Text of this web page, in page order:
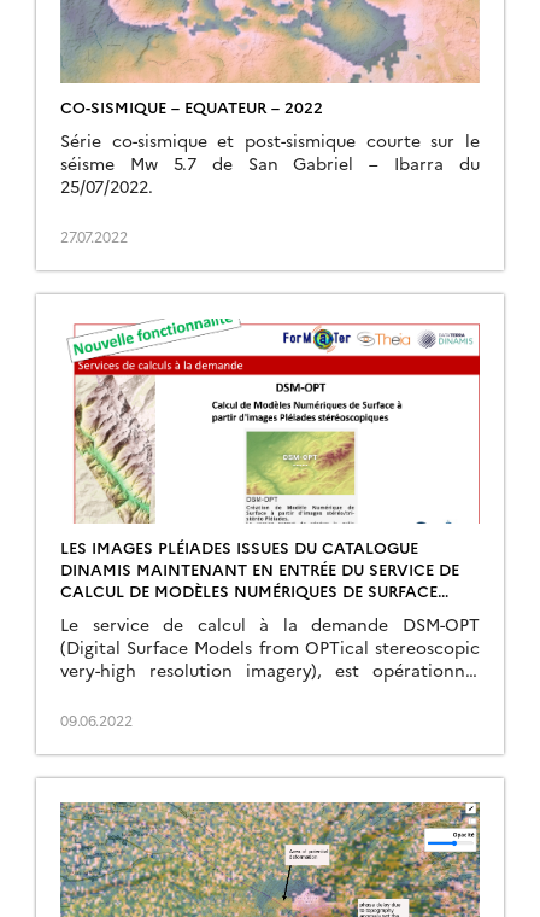
CO-SISMIQUE – EQUATEUR – 2022
Série co-sismique et post-sismique courte sur le
séisme Mw 5.7 de San Gabriel – Ibarra du
25/07/2022.
27.07.2022
LES IMAGES PLÉIADES ISSUES DU CATALOGUE
DINAMIS MAINTENANT EN ENTRÉE DU SERVICE DE
CALCUL DE MODÈLES NUMÉRIQUES DE SURFACE
Le service de calcul à la demande DSM-OPT
(Digital Surface Models from OPTical stereoscopic
very-high resolution imagery), est opérationnel
service DataTerra opéré par le pôle ForM@Ter
09.06.2022